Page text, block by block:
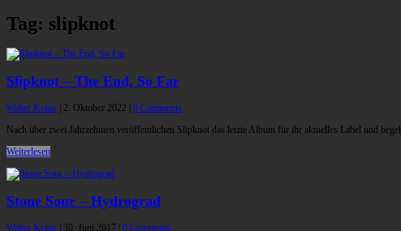
Tag: slipknot
Slipknot – The End, So Far
Walter Kraus 2. Oktober 2022
0 Comments
Nach über zwei Jahrzehnten veröffentlichen Slipknot das letzte Album für ihr aktuelles Label und
Weiterlesen
Stone Sour – Hydrograd
Walter Kraus 30. Juni 2017 0 Comments